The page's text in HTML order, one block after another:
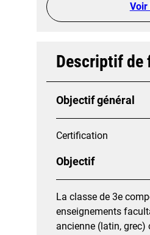
Voir
Descriptif de
Objectif général
Certification
Objectif
La classe de 3e
enseignements
ancienne (latin,